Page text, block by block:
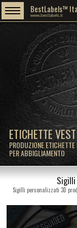
ETICHETTE
PRODUZIONE
PER ABBIGLIAMENTO
BestLabels™
www.bestlabels.it
Sigilli personalizzati 3D